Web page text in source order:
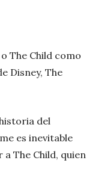
The Child como
Disney, The
del
es inevitable
The Child, quien